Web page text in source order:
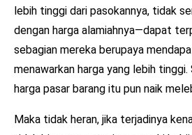
lebih tinggi dari pasokannya, tidak
dengan harga alamiahnya—dapat
sebagian mereka berupaya
menawarkan harga yang lebih
harga pasar barang itu pun naik
Maka tidak heran, jika terjadinya